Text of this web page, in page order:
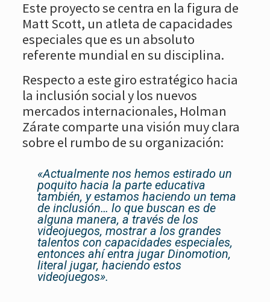
Este proyecto se centra en la figura de
Matt Scott, un atleta de capacidades
especiales que es un absoluto
referente mundial en su disciplina.
Respecto a este giro estratégico hacia
la inclusión social y los nuevos
mercados internacionales, Holman
Zárate comparte una visión muy clara
sobre el rumbo de su organización:
«Actualmente nos hemos estirado un
poquito hacia la parte educativa
también, y estamos haciendo un tema
de inclusión… lo que buscan es de
alguna manera, a través de los
videojuegos, mostrar a los grandes
talentos con capacidades especiales,
entonces ahí entra jugar Dinomotion,
literal jugar, haciendo estos
videojuegos».